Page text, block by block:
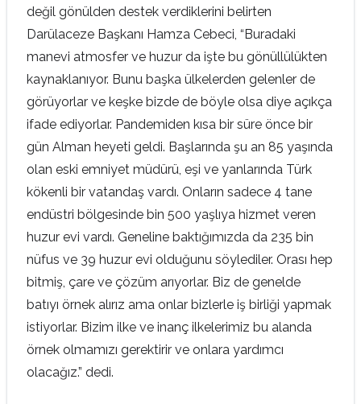
değil gönülden destek verdiklerini belirten
Darülaceze Başkanı Hamza Cebeci, “Buradaki
manevi atmosfer ve huzur da işte bu gönüllülükten
kaynaklanıyor. Bunu başka ülkelerden gelenler de
görüyorlar ve keşke bizde de böyle olsa diye açıkça
ifade ediyorlar. Pandemiden kısa bir süre önce bir
gün Alman heyeti geldi. Başlarında şu an 85 yaşında
olan eski emniyet müdürü, eşi ve yanlarında Türk
kökenli bir vatandaş vardı. Onların sadece 4 tane
endüstri bölgesinde bin 500 yaşlıya hizmet veren
huzur evi vardı. Geneline baktığımızda da 235 bin
nüfus ve 39 huzur evi olduğunu söylediler. Orası hep
bitmiş, çare ve çözüm arıyorlar. Biz de genelde
batıyı örnek alırız ama onlar bizlerle iş birliği yapmak
istiyorlar. Bizim ilke ve inanç ilkelerimiz bu alanda
örnek olmamızı gerektirir ve onlara yardımcı
olacağız.” dedi.